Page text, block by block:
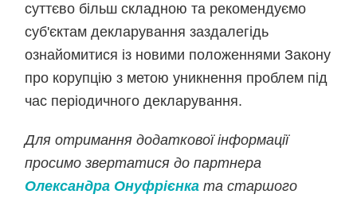
суттєво більш складною та рекомендуємо
суб'єктам декларування заздалегідь
ознайомитися із новими положеннями Закону
про корупцію з метою уникнення проблем під
час періодичного декларування.
Для отримання додаткової інформації
просимо звертатися до партнера
Олександра Онуфрієнка та старшого